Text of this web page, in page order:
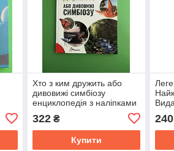
Хто з ким дружить або
дивовижі симбіозу
енциклопедія з наліпками
Видавництво Талант
322₴
Купити
240